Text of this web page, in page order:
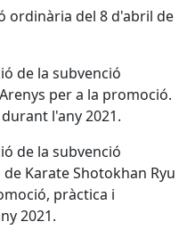
ordinària del 8 d'abril de
de la subvenció
per a la promoció.
l'any 2021.
de la subvenció
Karate Shotokhan Ryu
pràctica i
2021.